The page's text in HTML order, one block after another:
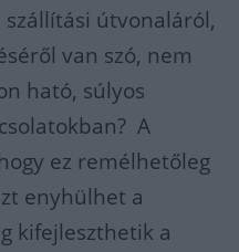
útvonaláról,
van szó, nem
ható, súlyos
A
ez remélhetőleg
enyhülhet a
kifejleszthetik a